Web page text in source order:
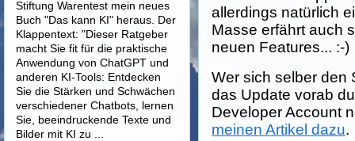
allerdings natürlich
Masse erfährt auch
neuen Features... :-)
Wer sich selber den
das Update vorab
Developer Account
meinen Artikel dazu.
Stiftung Warentest mein neues
Buch "Das kann KI" heraus. Der
Klappentext: "Dieser Ratgeber
macht Sie fit für die praktische
Anwendung von ChatGPT und
anderen KI-Tools: Entdecken
Sie die Stärken und Schwächen
verschiedener Chatbots, lernen
Sie, beeindruckende Texte und
Bilder mit KI zu ...